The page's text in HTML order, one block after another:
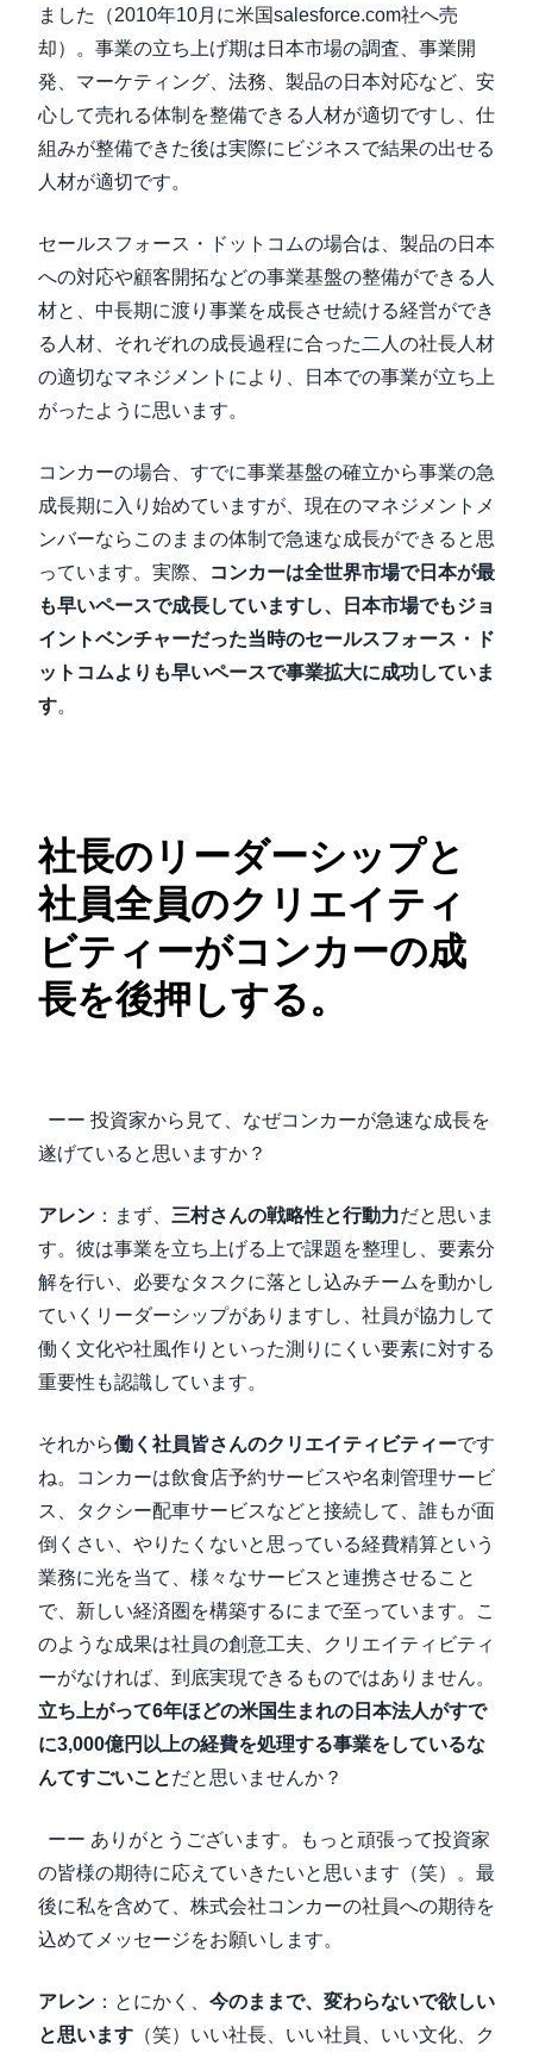
ました（2010年10月に米国salesforce.com社へ売
却）。事業の立ち上げ期は日本市場の調査、事業開
発、マーケティング、法務、製品の日本対応など、安
心して売れる体制を整備できる人材が適切ですし、仕
組みが整備できた後は実際にビジネスで結果の出せる
人材が適切です。
セールスフォース・ドットコムの場合は、製品の日本
への対応や顧客開拓などの事業基盤の整備ができる人
材と、中長期に渡り事業を成長させ続ける経営ができ
る人材、それぞれの成長過程に合った二人の社長人材
の適切なマネジメントにより、日本での事業が立ち上
がったように思います。
コンカーの場合、すでに事業基盤の確立から事業の急
成長期に入り始めていますが、現在のマネジメントメ
ンバーならこのままの体制で急速な成長ができると思
っています。実際、
コンカーは全世界市場で日本が最
も早いペースで成長していますし、日本市場でもジョ
イントベンチャーだった当時のセールスフォース・ド
ットコムよりも早いペースで事業拡大に成功していま
す。
社長のリーダーシップと
社員全員のクリエイティ
ビティーがコンカーの成
長を後押しする。
ーー 投資家から見て、なぜコンカーが急速な成長を
遂げていると思いますか？
アレン ：まず、 三村さんの戦略性と行動力だと思いま
す。彼は事業を立ち上げる上で課題を整理し、要素分
解を行い、必要なタスクに落とし込みチームを動かし
ていくリーダーシップがありますし、社員が協力して
働く文化や社風作りといった測りにくい要素に対する
重要性も認識しています。
それから働く社員皆さんのクリエイティビティーです
ね。コンカーは飲食店予約サービスや名刺管理サービ
ス、タクシー配車サービスなどと接続して、誰もが面
倒くさい、やりたくないと思っている経費精算という
業務に光を当て、様々なサービスと連携させること
で、新しい経済圏を構築するにまで至っています。こ
のような成果は社員の創意工夫、クリエイティビティ
ーがなければ、到底実現できるものではありません。
立ち上がって6年ほどの米国生まれの日本法人がすで
に3,000億円以上の経費を処理する事業をしているな
んてすごいことだと思いませんか？
ーー ありがとうございます。もっと頑張って投資家
の皆様の期待に応えていきたいと思います（笑）。最
後に私を含めて、株式会社コンカーの社員への期待を
込めてメッセージをお願いします。
アレン ：とにかく、 今のままで、変わらないで欲しい
と思います （笑）いい社長、いい社員、いい文化、ク